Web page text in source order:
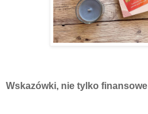
Wskazówki, nie tylko finansowe